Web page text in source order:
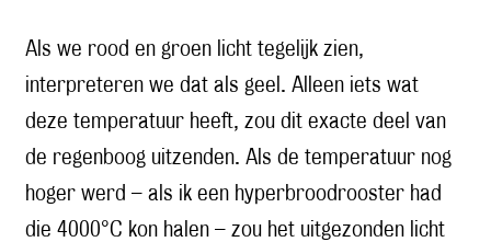
Als we rood en groen licht tegelijk zien,
interpreteren we dat als geel. Alleen iets wat
deze temperatuur heeft, zou dit exacte deel van
de regenboog uitzenden. Als de temperatuur nog
hoger werd – als ik een hyperbroodrooster had
die 4000°C kon halen – zou het uitgezonden licht